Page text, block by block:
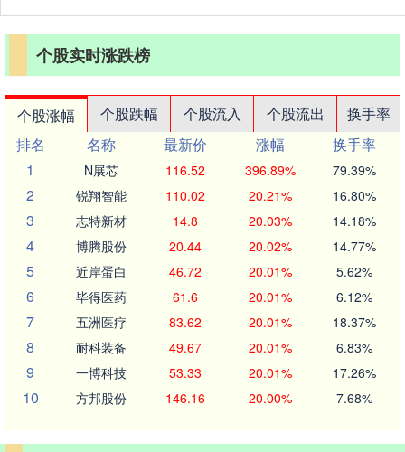
个股实时涨跌榜
个股涨幅 个股跌幅 个股流入 个股流出
换手率
排名
名称 最新价 涨幅
换手率
1
N展芯 116.52 396.89% 79.39%
2 锐翔智能 110.02 20.21% 16.80%
3 志特新材 14.8 20.03% 14.18%
4 博腾股份 20.44 20.02% 14.77%
5 近岸蛋白 46.72 20.01% 5.62%
6 毕得医药 61.6 20.01% 6.12%
7 五洲医疗 83.62 20.01% 18.37%
8 耐科装备 49.67 20.01% 6.83%
9 一博科技 53.33 20.01% 17.26%
10 方邦股份 146.16 20.00% 7.68%